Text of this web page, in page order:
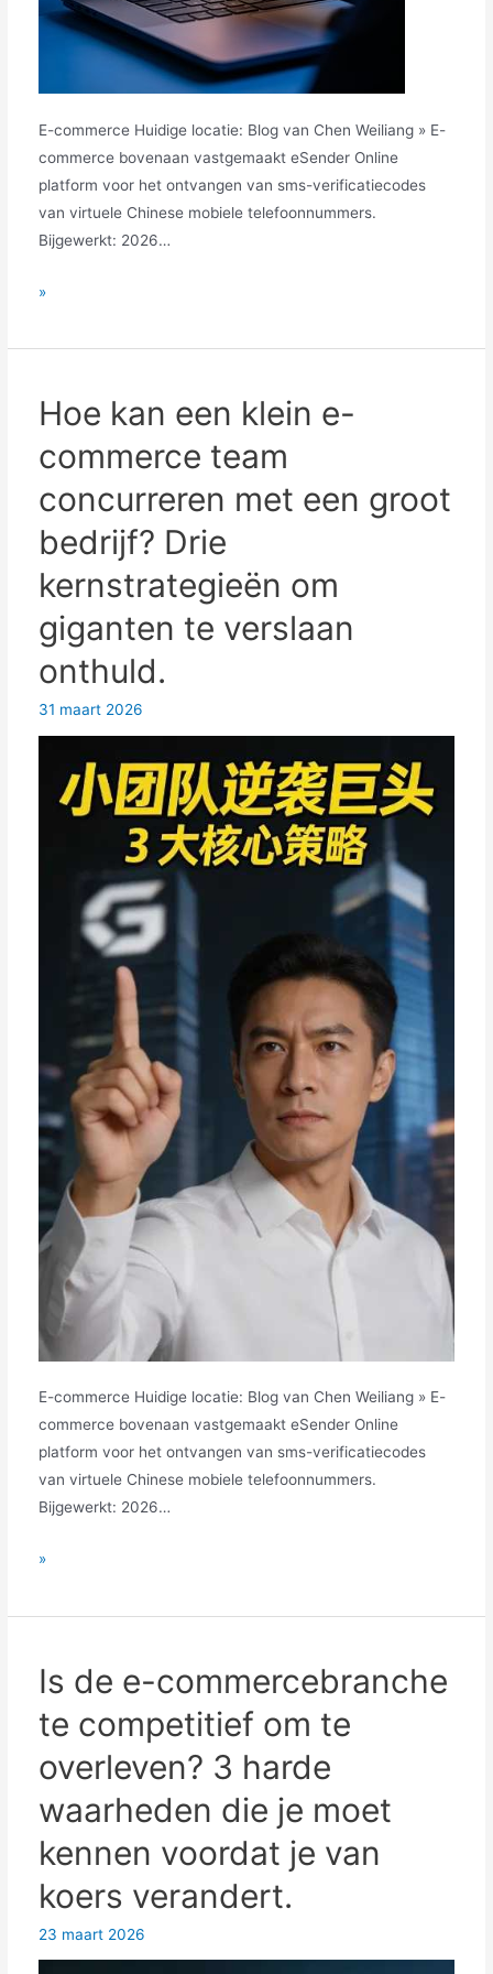
E-commerce Huidige locatie: Blog van Chen Weiliang » E-
commerce bovenaan vastgemaakt eSender Online
platform voor het ontvangen van sms-verificatiecodes
van virtuele Chinese mobiele telefoonnummers.
Bijgewerkt: 2026…
Als
jaarwinst
boven
de
tien
uitkomt,
is
in
e-
commerce
branding
zelfmoord.
»
Hoe kan een klein e-
commerce team
concurreren met een groot
bedrijf? Drie
kernstrategieën om
giganten te verslaan
onthuld.
31 maart 2026
E-commerce Huidige locatie: Blog van Chen Weiliang » E-
commerce bovenaan vastgemaakt eSender Online
platform voor het ontvangen van sms-verificatiecodes
van virtuele Chinese mobiele telefoonnummers.
Bijgewerkt: 2026…
Hoe
een
e-
commerce
team
met
een
bedrijf?
Drie
om
»
Is de e-commercebranche
te competitief om te
overleven? 3 harde
waarheden die je moet
kennen voordat je van
koers verandert.
23 maart 2026